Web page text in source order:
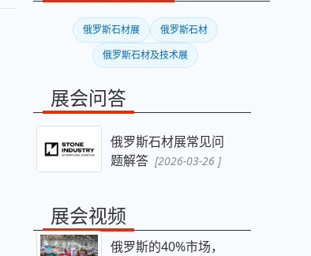
俄罗斯石材展 俄罗斯石材
俄罗斯石材及技术展
展会问答
俄罗斯石材展常见问
题解答 [2026-03-26 ]
展会视频
俄罗斯的40%市场，